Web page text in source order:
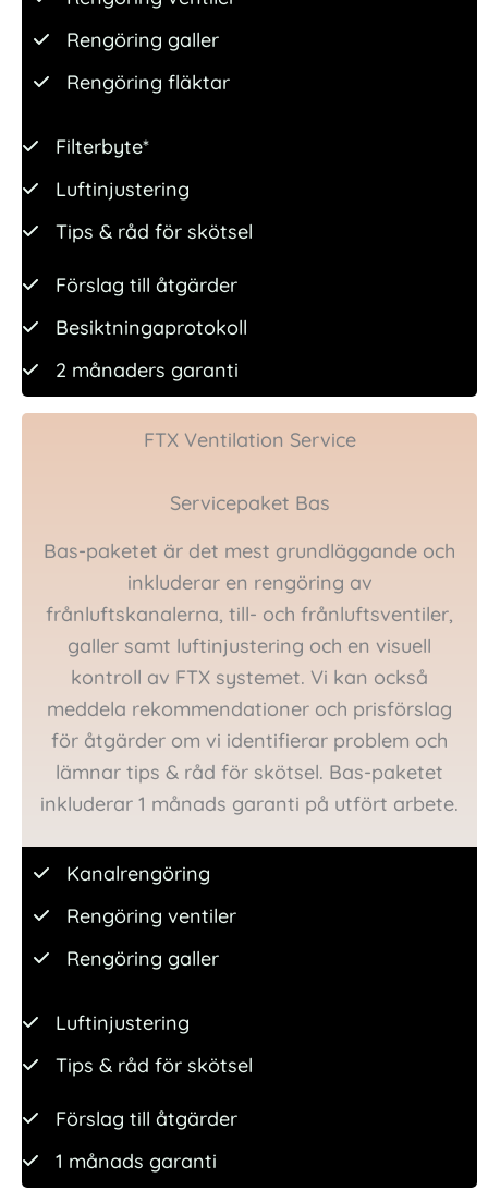
Rengöring galler
Rengöring fläktar
Filterbyte*
Luftinjustering
Tips & råd för skötsel
Förslag till åtgärder
Besiktningaprotokoll
2 månaders garanti
FTX Ventilation Service
Servicepaket Bas
Bas-paketet är det mest grundläggande och
inkluderar en rengöring av
frånluftskanalerna, till- och frånluftsventiler,
galler samt luftinjustering och en visuell
kontroll av FTX systemet. Vi kan också
meddela rekommendationer och prisförslag
för åtgärder om vi identifierar problem och
lämnar tips & råd för skötsel. Bas-paketet
inkluderar 1 månads garanti på utfört arbete.
Kanalrengöring
Rengöring ventiler
Rengöring galler
Luftinjustering
Tips & råd för skötsel
Förslag till åtgärder
1 månads garanti